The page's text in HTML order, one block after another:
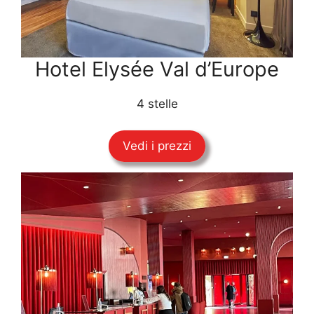
Hotel Elysée Val d’Europe
4 stelle
Vedi i prezzi